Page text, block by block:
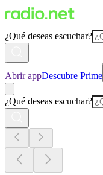
¿Qué deseas escuchar?
Abrir appDescubre Prime
¿Qué deseas escuchar?